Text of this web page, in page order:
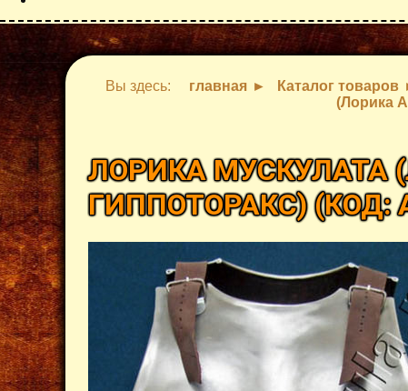
Вы здесь: главная Каталог товаров
(Лорика
ЛОРИКА МУСКУЛАТА
ГИППОТОРАКС)(КОД: